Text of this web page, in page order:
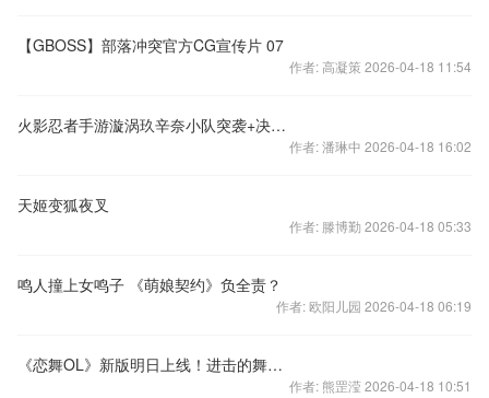
【GBOSS】部落冲突官方CG宣传片 07
作者: 高凝策 2026-04-18 11:54
火影忍者手游漩涡玖辛奈小队突袭+决斗场实战视频欣赏
作者: 潘琳中 2026-04-18 16:02
天姬变狐夜叉
作者: 滕博勤 2026-04-18 05:33
鸣人撞上女鸣子 《萌娘契约》负全责？
作者: 欧阳儿园 2026-04-18 06:19
《恋舞OL》新版明日上线！进击的舞团强力出动！
作者: 熊罡滢 2026-04-18 10:51